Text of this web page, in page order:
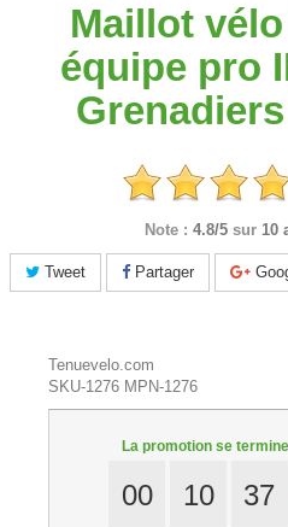
Maillot
équipe pro
Note : 4.8/5 sur 10
Tweet Partager
Tenuevelo.com
SKU-1276 MPN-1276
La promotion se
00 10 37